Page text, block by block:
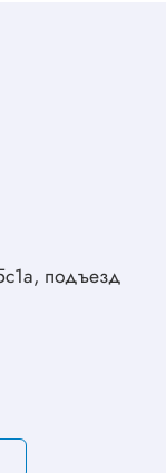
подъезд